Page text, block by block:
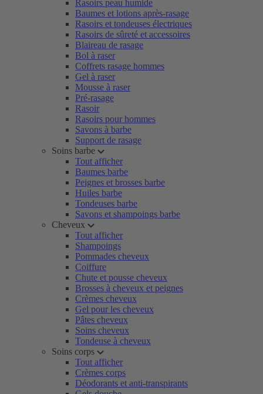
Rasoirs peau humide
Baumes et lotions après-rasage
Rasoirs et tondeuses électriques
Rasoirs de sûreté et accessoires
Blaireau de rasage
Bol à raser
Coffrets rasage hommes
Gel à raser
Mousse à raser
Pré-rasage
Rasoir
Rasoirs pour hommes
Savons à barbe
Support de rasage
Soins barbe
Tout afficher
Baumes barbe
Peignes et brosses barbe
Huiles barbe
Tondeuses barbe
Savons et shampoings barbe
Cheveux
Tout afficher
Shampoings
Pommades cheveux
Coiffure
Chute et pousse cheveux
Brosses à cheveux et peignes
Crèmes cheveux
Gel pour les cheveux
Pâtes cheveux
Soins cheveux
Tondeuse à cheveux
Soins corps
Tout afficher
Crèmes corps
Déodorants et anti-transpirants